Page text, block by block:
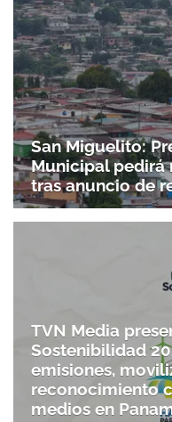
San Miguelito:
Municipal pedirá
tras anuncio de
TVN Media
Sostenibilidad
emisiones,
reconocimiento
medios en